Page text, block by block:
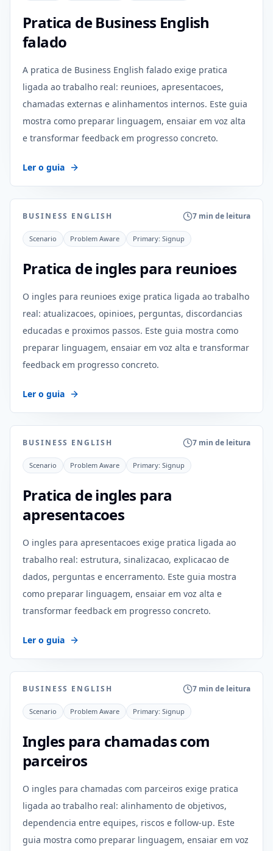
Pratica de Business English
falado
A pratica de Business English falado exige pratica
ligada ao trabalho real: reunioes, apresentacoes,
chamadas externas e alinhamentos internos. Este guia
mostra como preparar linguagem, ensaiar em voz alta
e transformar feedback em progresso concreto.
Ler o guia
BUSINESS ENGLISH 7 min de leitura
Scenario Problem Aware Primary: Signup
Pratica de ingles para reunioes
O ingles para reunioes exige pratica ligada ao trabalho
real: atualizacoes, opinioes, perguntas, discordancias
educadas e proximos passos. Este guia mostra como
preparar linguagem, ensaiar em voz alta e transformar
feedback em progresso concreto.
Ler o guia
BUSINESS ENGLISH 7 min de leitura
Scenario Problem Aware Primary: Signup
Pratica de ingles para
apresentacoes
O ingles para apresentacoes exige pratica ligada ao
trabalho real: estrutura, sinalizacao, explicacao de
dados, perguntas e encerramento. Este guia mostra
como preparar linguagem, ensaiar em voz alta e
transformar feedback em progresso concreto.
Ler o guia
BUSINESS ENGLISH 7 min de leitura
Scenario Problem Aware Primary: Signup
Ingles para chamadas com
parceiros
O ingles para chamadas com parceiros exige pratica
ligada ao trabalho real: alinhamento de objetivos,
dependencia entre equipes, riscos e follow-up. Este
guia mostra como preparar linguagem, ensaiar em voz